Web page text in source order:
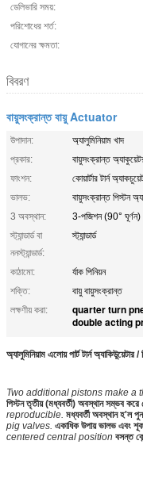
ডেলিভারি সময়:
পরিশোধের শর্ত:
যোগানের ক্ষমতা:
বিবরণ
বায়ুসংক্রান্ত বায়ু Actuator
উপাদান:
অ্যালুমিনিয়াম খাদ
প্রকার:
বায়ুসংক্রান্ত
ফাংশন:
কোয়ার্টার টার্ন
ভালভ:
বায়ুসংক্রান্ত পিস্টন
3 অবস্থান:
3-পজিশন (90° ঘূর্ণন)
স্ট্যান্ডার্ড বা
ননস্ট্যান্ডার্ড:
স্ট্যান্ডার্ড
কাঠামো:
র্যাক পিনিয়ন
শক্তি:
বায়ু বায়ুসংক্রান্ত
লক্ষণীয় করা:
quarter turn
double acting
অ্যালুমিনিয়াম এলোয় পার্ট টার্ন অ্যাকিউুয়েটার /
Two additional pistons make a
পিস্টন তৃতীয় (মধ্যবর্তী) অবস্থান সম্ভব
reproducible. মধ্যবর্তী অবস্থান হ'ল
pig valves. একাধিক উপায় ভালভ এবং
centered central position বসন্ত